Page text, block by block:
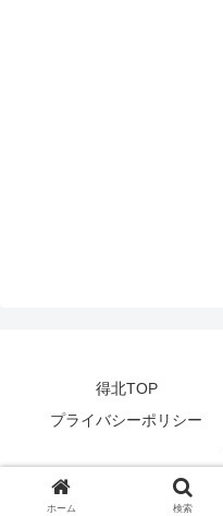
得北TOP
プライバシーポリシー
© 2014-2024
ホーム 検索